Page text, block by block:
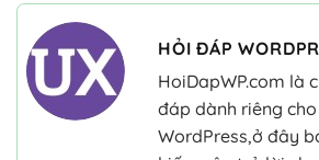
HỎI ĐÁP
HoiDapWP.com là
đáp dành riêng
WordPress,ở đây